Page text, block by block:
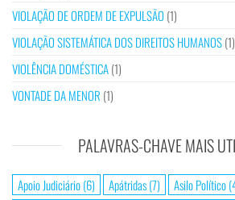
VIOLAÇÃO DE ORDEM DE EXPULSÃO (1)
VIOLAÇÃO SISTEMÁTICA DOS DIREITOS HUMANOS(1)
VIOLÊNCIA DOMÉSTICA(1)
VONTADE DA MENOR (1)
PALAVRAS-CHAVE MAIS
Apoio Judiciário(6) Apátridas(7) Asilo Político